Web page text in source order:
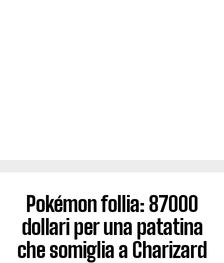
Pokémon follia: 87000
dollari per una patatina
che somiglia a Charizard